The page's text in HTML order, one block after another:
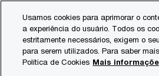
content
footer
Consultoria
Usamos cookies para aprimorar o
a experiência do usuário. Todos os
estritamente necessários, exigem o
para serem utilizados. Para saber
Política de Cookies Mais